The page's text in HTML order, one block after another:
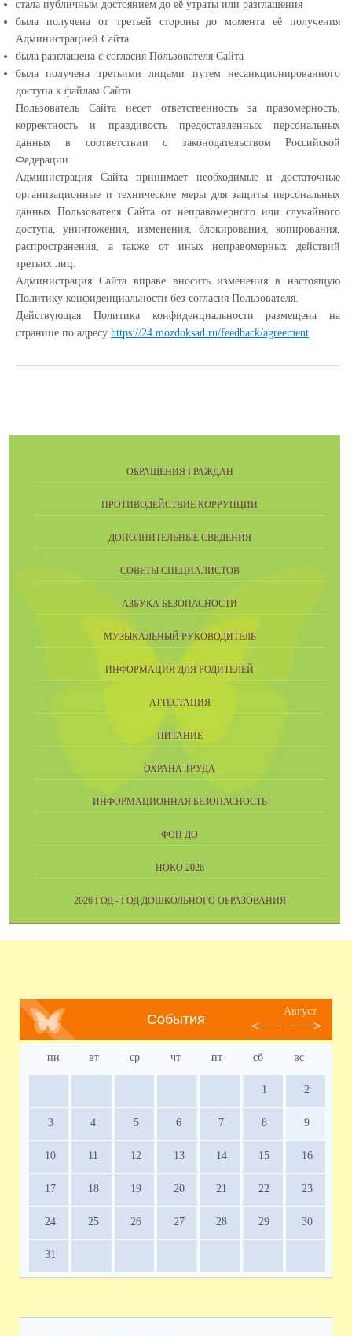
cтала публичным достоянием до её утраты или разглашения
была получена от третьей стороны до момента её получения
Администрацией Сайта
была разглашена с согласия Пользователя Сайта
была получена третьими лицами путем несанкционированного
доступа к файлам Сайта
Пользователь Сайта несет ответственность за правомерность,
корректность и правдивость предоставленных персональных
данных в соответствии с законодательством Российской
Федерации.
Администрация Сайта принимает необходимые и достаточные
организационные и технические меры для защиты персональных
данных Пользователя Сайта от неправомерного или случайного
доступа, уничтожения, изменения, блокирования, копирования,
распространения, а также от иных неправомерных действий
третьих лиц.
Администрация Сайта вправе вносить изменения в настоящую
Политику конфиденциальности без согласия Пользователя.
Действующая Политика конфиденциальности размещена на
странице по адресу https://24.mozdoksad.ru/feedback/agreement.
ОБРАЩЕНИЯ ГРАЖДАН
ПРОТИВОДЕЙСТВИЕ КОРРУПЦИИ
ДОПОЛНИТЕЛЬНЫЕ СВЕДЕНИЯ
СОВЕТЫ СПЕЦИАЛИСТОВ
АЗБУКА БЕЗОПАСНОСТИ
МУЗЫКАЛЬНЫЙ РУКОВОДИТЕЛЬ
ИНФОРМАЦИЯ ДЛЯ РОДИТЕЛЕЙ
АТТЕСТАЦИЯ
ПИТАНИЕ
ОХРАНА ТРУДА
ИНФОРМАЦИОННАЯ БЕЗОПАСНОСТЬ
ФОП ДО
НОКО 2026
2026 ГОД - ГОД ДОШКОЛЬНОГО ОБРАЗОВАНИЯ
События
Август
пн вт ср чт пт сб вс
1 2
3 4 5 6 7 8 9
10 11 12 13 14 15 16
17 18 19 20 21 22 23
24 25 26 27 28 29 30
31